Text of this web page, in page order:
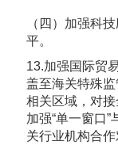
（四）加强科
平。
13.加强国际贸
盖至海关特殊
相关区域，对接
加强“单一窗口
关行业机构合